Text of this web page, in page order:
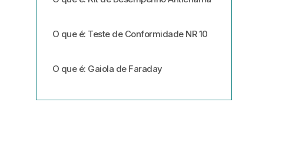
O que é: Teste de Conformidade NR 10
O que é: Gaiola de Faraday